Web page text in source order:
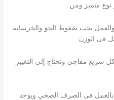
متميز ومن
تحت ضغوط الجو والخرسانة
فى الوزن
سريع مفاجئ وتحتاج إلى التغيير
بالعمل فى الصرف الصحي ويوجد